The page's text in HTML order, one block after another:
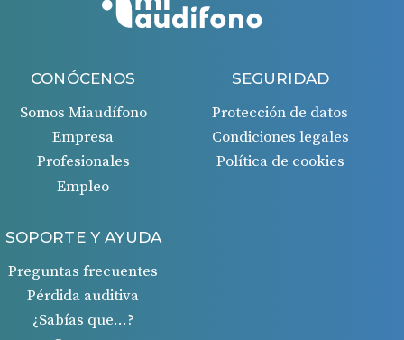
CONÓCENOS
Somos Miaudífono
Empresa
Profesionales
Empleo
SEGURIDAD
Protección de datos
Condiciones legales
Política de cookies
SOPORTE Y AYUDA
Preguntas frecuentes
Pérdida auditiva
¿Sabías que…?